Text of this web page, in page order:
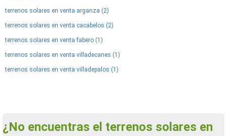
terrenos solares en venta arganza (2)
terrenos solares en venta cacabelos (2)
terrenos solares en venta fabero (1)
terrenos solares en venta villadecanes (1)
terrenos solares en venta villadepalos (1)
¿No encuentras el terrenos solares en